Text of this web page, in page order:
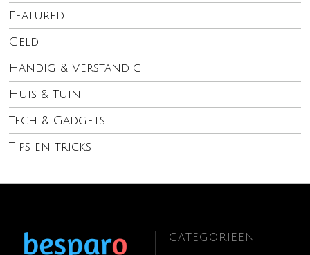
Featured
Geld
Handig & Verstandig
Huis & Tuin
Tech & Gadgets
Tips en tricks
CATEGORIEËN